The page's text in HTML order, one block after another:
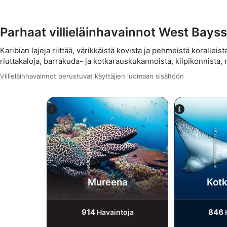
Parhaat villieläinhavainnot West
Karibian lajeja riittää, värikkäistä kovista ja pehmeistä
riuttakaloja, barrakuda- ja kotkarauskukannoista,
Villieläinhavainnot perustuvat käyttäjien luomaan sisältöön
Alamy-WaterFrame
Mureena
914Havaintoja
iStock/Juliosanjuan
846